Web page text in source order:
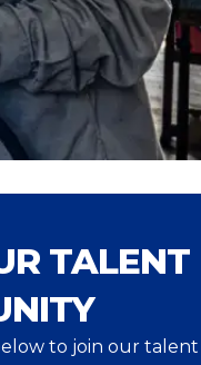
TALENT
to join our talent